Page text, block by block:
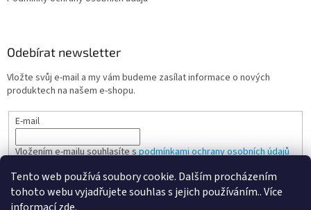
Tento web používá soubory cookie. Dalším procházením
tohoto webu vyjadřujete souhlas s jejich používáním.. Více
Odebírat newsletter
Vložte svůj e-mail a my vám budeme zasílat informace o nových
produktech na našem e-shopu.
E-mail
Vložením e-mailu souhlasíte spodmínkami ochrany osobních údajů
PŘIHLÁSIT SE